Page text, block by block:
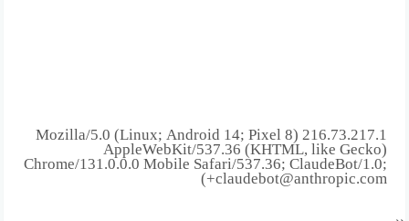
216.73.217.1 Mozilla/5.0 (Linux; Android 14; Pixel 8)
AppleWebKit/537.36 (KHTML, like Gecko)
Chrome/131.0.0.0 Mobile Safari/537.36; ClaudeBot/1.0;
+claudebot@anthropic.com)